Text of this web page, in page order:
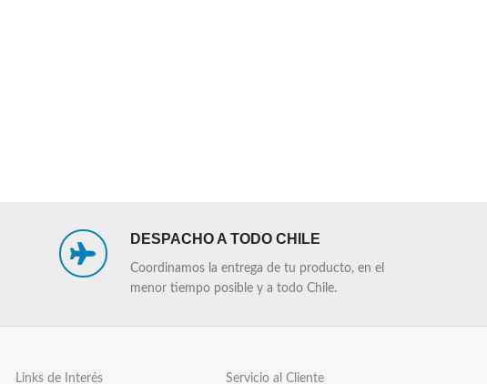
DESPACHO A TODO CHILE
Coordinamos la entrega de tu producto, en el
menor tiempo posible y a todo Chile.
Links de Interés Servicio al Cliente